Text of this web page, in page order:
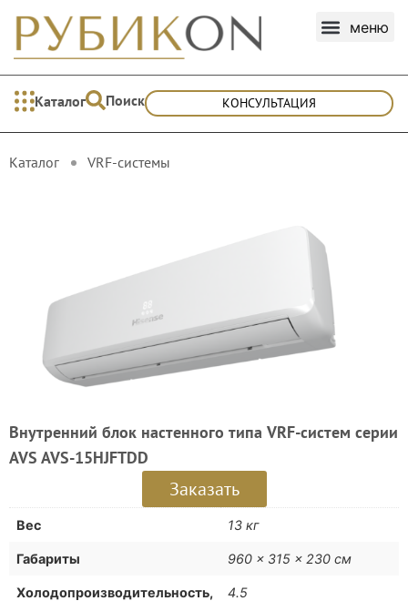
Каталог Поиск КОНСУЛЬТАЦИЯ
Каталог VRF-cистемы
Внутренний блок настенного типа VRF-систем серии
AVS AVS-15HJFTDD
Заказать
Вес 13 кг
Габариты 960 × 315 × 230 см
Холодопроизводительность,
4.5